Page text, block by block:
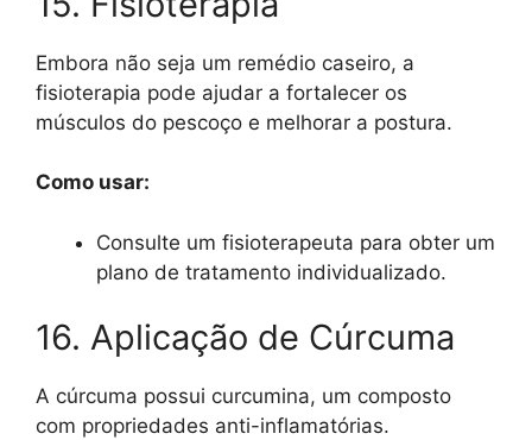
Embora não seja um remédio caseiro, a
fisioterapia pode ajudar a fortalecer os
músculos do pescoço e melhorar a postura.
Como usar:
Consulte um fisioterapeuta para obter um
plano de tratamento individualizado.
16. Aplicação de Cúrcuma
A cúrcuma possui curcumina, um composto
com propriedades anti-inflamatórias.